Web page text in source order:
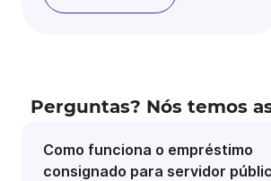
Perguntas? Nós temos
Como funciona o empréstimo
consignado para servidor